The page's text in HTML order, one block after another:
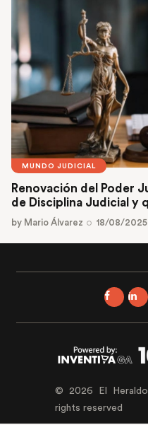
MUNDO JUDICIAL
Renovación del Poder
de Disciplina Judicial y
by Mario Álvarez 18/08/2025
© 2026 El
rights reserved